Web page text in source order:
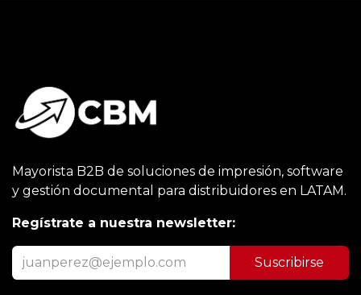
Mayorista B2B de soluciones de impresión, software
y gestión documental para distribuidores en LATAM.
Regístrate a nuestra newsletter:
Suscribirse